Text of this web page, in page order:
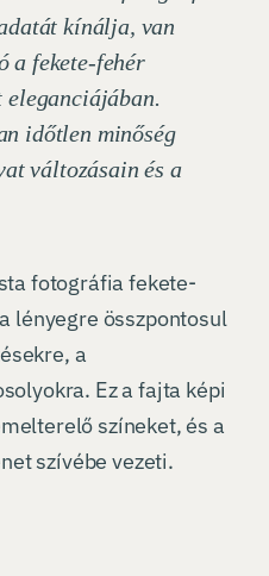
kínálja, van
a fekete-fehér
eleganciájában.
időtlen minőség
változásain és a
fotográfia fekete-
lényegre összpontosul
a
Ez a fajta képi
színeket, és a
szívébe vezeti.